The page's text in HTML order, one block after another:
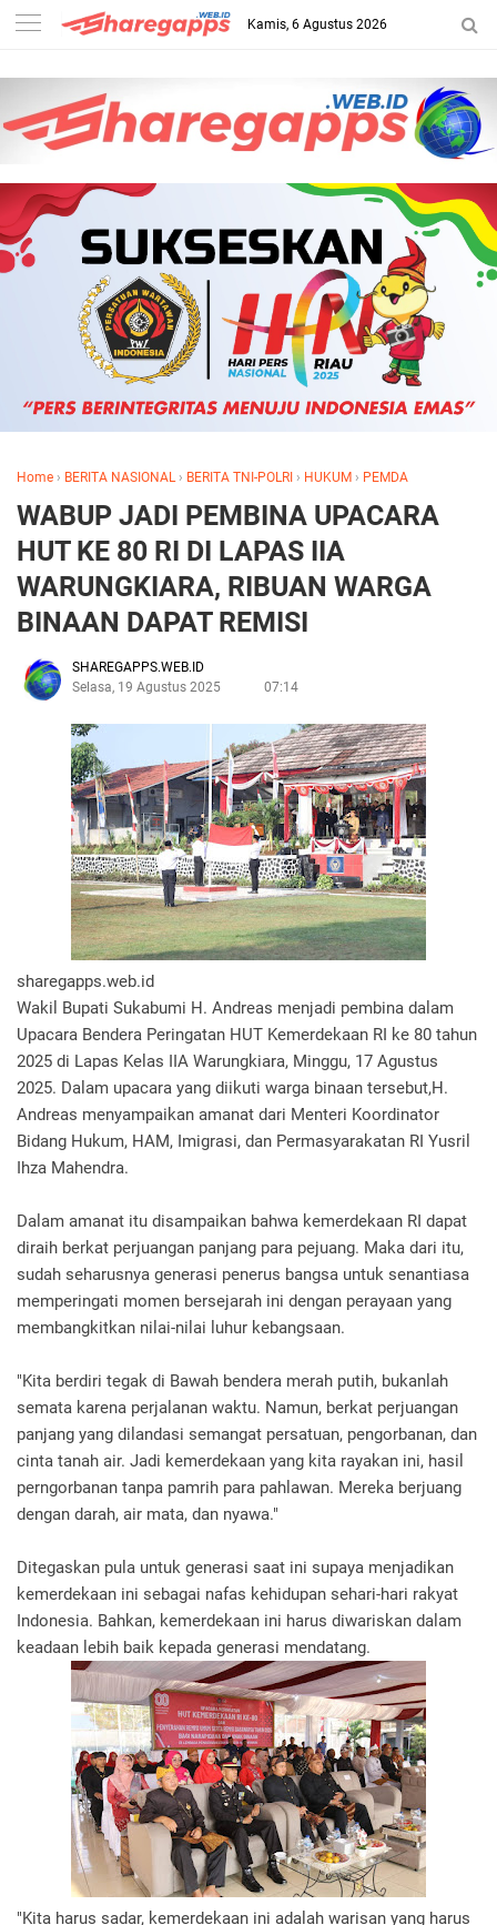
Kamis, 6 Agustus 2026
Home › BERITA NASIONAL› BERITA TNI-POLRI › HUKUM › PEMDA
WABUP JADI PEMBINA UPACARA
HUT KE 80 RI DI LAPAS IIA
WARUNGKIARA, RIBUAN WARGA
BINAAN DAPAT REMISI
SHAREGAPPS.WEB.ID
Selasa, 19 Agustus 2025
07:14
sharegapps.web.id
Wakil Bupati Sukabumi H. Andreas menjadi pembina dalam
Upacara Bendera Peringatan HUT Kemerdekaan RI ke 80 tahun
2025 di Lapas Kelas IIA Warungkiara, Minggu, 17 Agustus
2025. Dalam upacara yang diikuti warga binaan tersebut,H.
Andreas menyampaikan amanat dari Menteri Koordinator
Bidang Hukum, HAM, Imigrasi, dan Permasyarakatan RI Yusril
Ihza Mahendra.
Dalam amanat itu disampaikan bahwa kemerdekaan RI dapat
diraih berkat perjuangan panjang para pejuang. Maka dari itu,
sudah seharusnya generasi penerus bangsa untuk senantiasa
memperingati momen bersejarah ini dengan perayaan yang
membangkitkan nilai-nilai luhur kebangsaan.
"Kita berdiri tegak di Bawah bendera merah putih, bukanlah
semata karena perjalanan waktu. Namun, berkat perjuangan
panjang yang dilandasi semangat persatuan, pengorbanan, dan
cinta tanah air. Jadi kemerdekaan yang kita rayakan ini, hasil
perngorbanan tanpa pamrih para pahlawan. Mereka berjuang
dengan darah, air mata, dan nyawa."
Ditegaskan pula untuk generasi saat ini supaya menjadikan
kemerdekaan ini sebagai nafas kehidupan sehari-hari rakyat
Indonesia. Bahkan, kemerdekaan ini harus diwariskan dalam
keadaan lebih baik kepada generasi mendatang.
"Kita harus sadar, kemerdekaan ini adalah warisan yang harus